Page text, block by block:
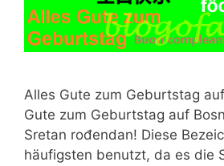
Alles Gute zum Geburtstag
Gute zum Geburtstag auf
Sretan rođendan! Diese
häufigsten benutzt, da es die